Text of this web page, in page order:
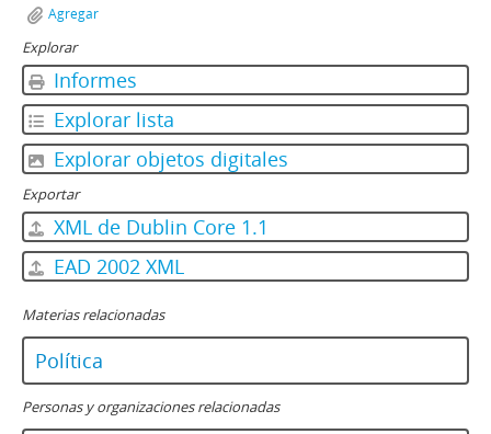
Agregar
Explorar
Informes
Explorar lista
Explorar objetos digitales
Exportar
XML de Dublin Core 1.1
EAD 2002 XML
Materias relacionadas
Política
Personas y organizaciones relacionadas